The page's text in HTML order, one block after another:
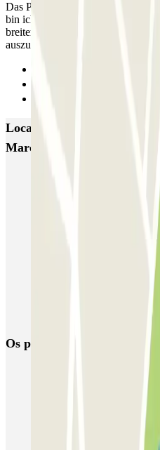
Das Parkhaus ist sehr eng und
bin ich grade so in die Parklücke
breiteren Auto wäre es sehr
auszusteigen. Fußgänger Ausgang
Locais e eventos
Marceau - ORT Montreuil
Estacionamento perto da UGC
Estacionamento perto da
Estacionamento perto da
Estacionamento perto do
Estacionamento perto da
Parque perto da Filarmónica
Os parques de
Estacionamento em Madrid